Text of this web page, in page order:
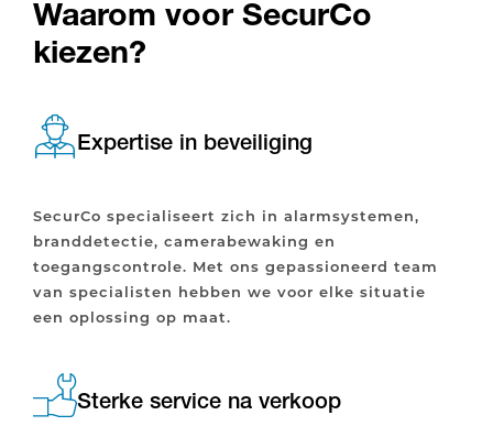
Waarom voor SecurCo
kiezen?
Expertise in beveiliging
SecurCo specialiseert zich in alarmsystemen,
branddetectie, camerabewaking en
toegangscontrole. Met ons gepassioneerd team
van specialisten hebben we voor elke situatie
een oplossing op maat.
Sterke service na verkoop